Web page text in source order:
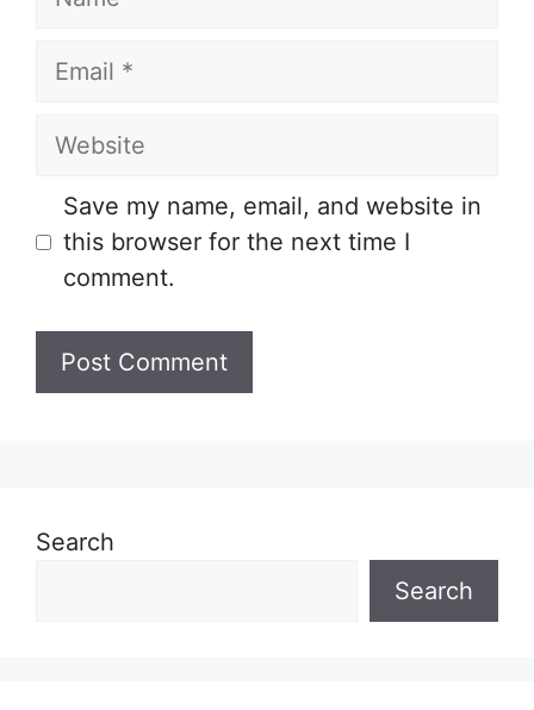
Email
Website
Save my name, email, and website in
this browser for the next time I
comment.
Search
Search